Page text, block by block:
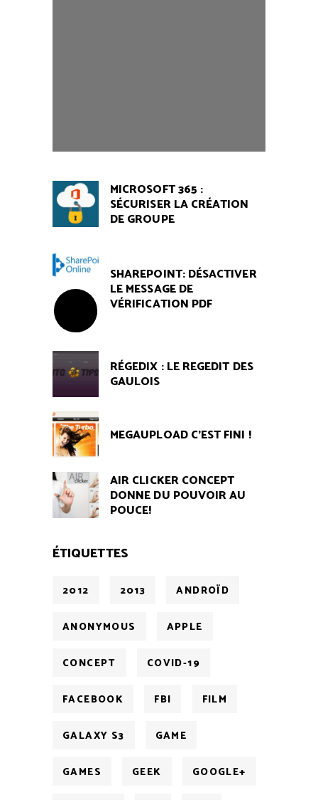
MICROSOFT 365 :
SÉCURISER LA CRÉATION
DE GROUPE
SHAREPOINT: DÉSACTIVER
LE MESSAGE DE
VÉRIFICATION PDF
RÉGEDIX : LE REGEDIT DES
GAULOIS
MEGAUPLOAD C'EST FINI !
AIR CLICKER CONCEPT
DONNE DU POUVOIR AU
POUCE!
ÉTIQUETTES
2012 2013 ANDROÏD
ANONYMOUS APPLE
CONCEPT COVID-19
FACEBOOK FBI FILM
GALAXY S3 GAME
GAMES GEEK GOOGLE+